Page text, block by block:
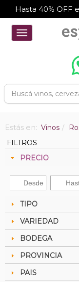
Hasta 40% OFF
Toggle
navigation
Estás en: Vinos
FILTROS
PRECIO
TIPO
VARIEDAD
BODEGA
PROVINCIA
PAIS